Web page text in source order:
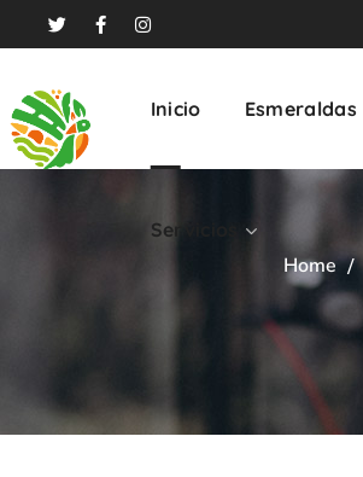
Inicio Esmeraldas
Servicios
Home